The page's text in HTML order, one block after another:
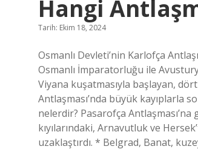
Hangi
Tarih: Ekim 18, 2024
Osmanlı Devleti’nin Karlofça
Osmanlı İmparatorluğu ile
Viyana kuşatmasıyla başlayan,
Antlaşması’nda büyük kayıplarla
nelerdir? Pasarofça Antlaşması’na
kıyılarındaki, Arnavutluk ve
uzaklaştırdı. * Belgrad, Banat,